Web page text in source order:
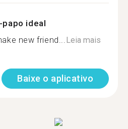
ideal
new friend...Leia mais
Baixe o aplicativo